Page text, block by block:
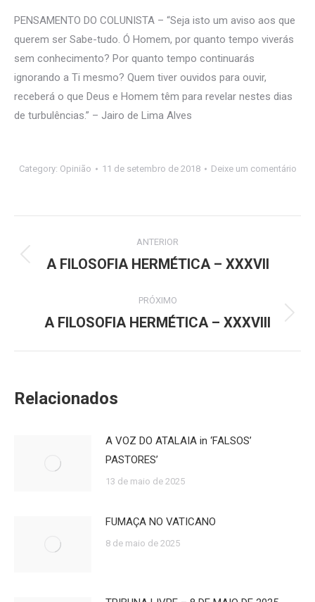
PENSAMENTO DO COLUNISTA – “Seja isto um aviso aos que
querem ser Sabe-tudo. Ó Homem, por quanto tempo viverás
sem conhecimento? Por quanto tempo continuarás
ignorando a Ti mesmo? Quem tiver ouvidos para ouvir,
receberá o que Deus e Homem têm para revelar nestes dias
de turbulências.” – Jairo de Lima Alves
Category: Opinião 11 de setembro de 2018 Deixe um comentário
de
ANTERIOR
Post
A FILOSOFIA HERMÉTICA – XXXVII
PRÓXIMO
Próximo
A FILOSOFIA HERMÉTICA – XXXVIII
Relacionados
A VOZ DO ATALAIA in ‘FALSOS’
PASTORES’
13 de maio de 2025
FUMAÇA NO VATICANO
8 de maio de 2025